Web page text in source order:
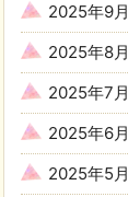
2025年9月
2025年8月
2025年7月
2025年6月
2025年5月